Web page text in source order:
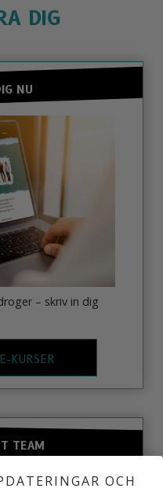
DIG
NU
– skriv in dig
KURSER
TEAM
OCH